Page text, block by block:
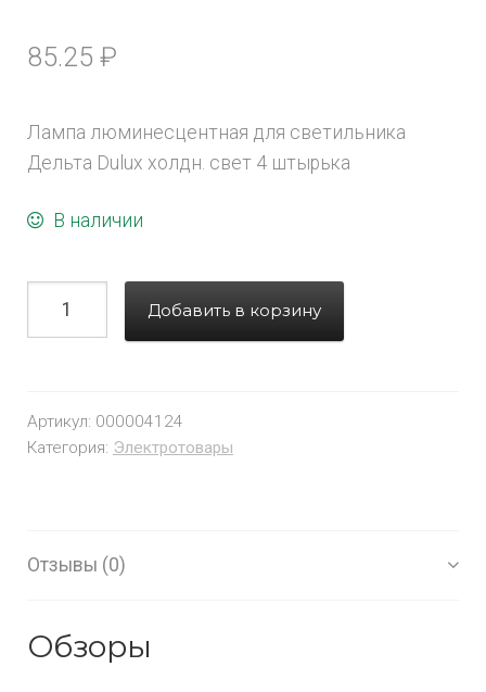
85.25 ₽
Лампа люминесцентная для светильника
Дельта Dulux холдн. свет 4 штырька
В наличии
Добавить в корзину
Артикул: 000004124
Категория: Электротовары
Отзывы (0)
Обзоры